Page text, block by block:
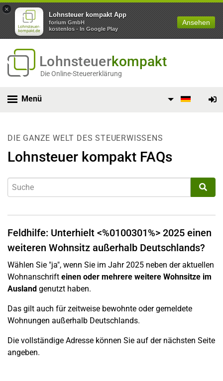
×
Lohnsteuer kompakt App
forium GmbH
kostenlos - In Google Play
Ansehen
Lohnsteuerkompakt
Die Online-Steuererklärung
Menü
DIE GANZE WELT DES STEUERWISSENS
Lohnsteuer kompakt FAQs
Feldhilfe: Unterhielt <%0100301%> 2025 einen
weiteren Wohnsitz außerhalb Deutschlands?
Wählen Sie "ja", wenn Sie im Jahr 2025 neben der aktuellen
Wohnanschrift einen oder mehrere weitere Wohnsitze im
Ausland genutzt haben.
Das gilt auch für zeitweise bewohnte oder gemeldete
Wohnungen außerhalb Deutschlands.
Die vollständige Adresse können Sie auf der nächsten Seite
angeben.